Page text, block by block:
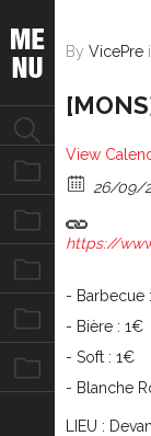
Nos missions
Nos photos
Nous
By VicePre
View
26/09/
https://
- Barbecue
- Bière : 1€
- Soft : 1€
- Blanche
LIEU :